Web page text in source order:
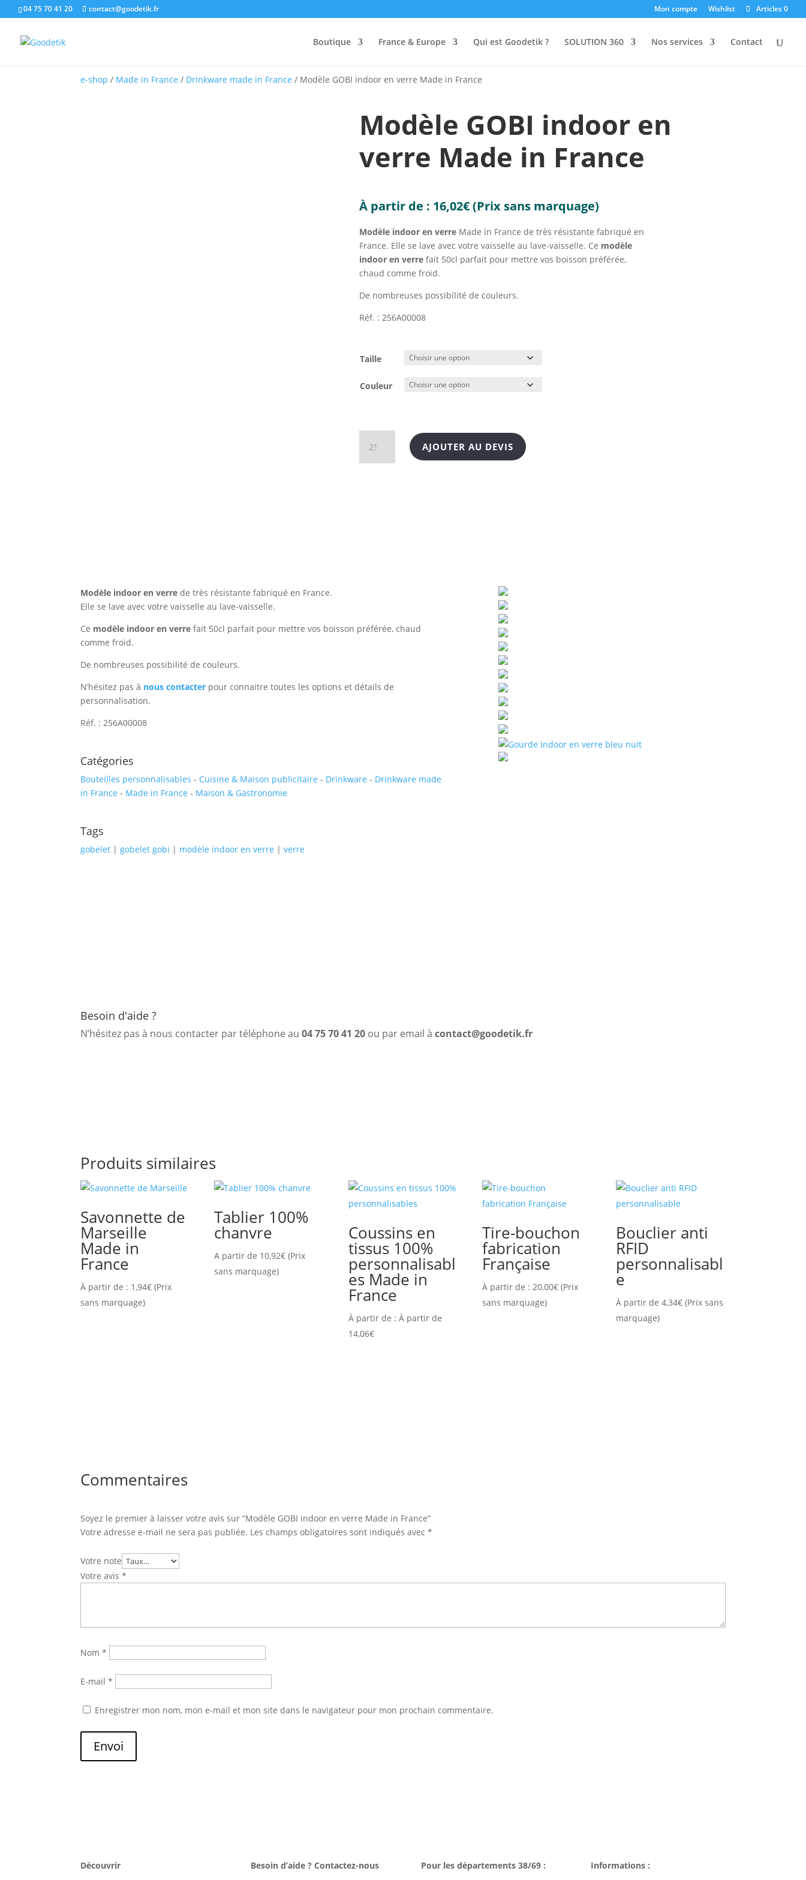
04 75 70 41 20 contact@goodetik.fr Mon compte Wishlist Articles 0
Boutique France & Europe Qui est Goodetik ? SOLUTION 360 Nos services Contact
e-shop / Made in France / Drinkware made in France / Modèle GOBI indoor en verre Made in France
Modèle GOBI indoor en
verre Made in France
À partir de : 16,02€(Prix sans marquage)
Modèle indoor en verreMade in France de très résistante fabriqué en
France. Elle se lave avec votre vaisselle au lave-vaisselle. Ce modèle
indoor en verrefait 50cl parfait pour mettre vos boisson préférée,
chaud comme froid.
De nombreuses possibilité de couleurs.
Réf. : 256A00008
Taille
Couleur
Modèle
AJOUTER AU DEVIS
Modèle indoor en verre de très résistante fabriqué en France.
Elle se lave avec votre vaisselle au lave-vaisselle.
Ce modèle indoor en verre fait 50cl parfait pour mettre vos boisson préférée, chaud
comme froid.
De nombreuses possibilité de couleurs.
N’hésitez pas à nous contacter pour connaitre toutes les options et détails de
personnalisation.
Réf. : 256A00008
Catégories
Bouteilles personnalisables - Cuisine & Maison publicitaire - Drinkware - Drinkware made
in France - Made in France - Maison & Gastronomie
Tags
gobelet |gobelet gobi | modèle indoor en verre |verre
Besoin d'aide ?
N’hésitez pas à nous contacter par téléphone au04 75 70 41 20 ou par email àcontact@goodetik.fr
Produits similaires
Savonnette de
Marseille
Made in
France
À partir de : 1,94€ (Prix
sans marquage)
Tablier 100%
chanvre
A partir de 10,92€ (Prix
sans marquage)
Coussins en
tissus 100%
personnalisabl
es Made in
France
À partir de : À partir de
14,06€
Tire-bouchon
fabrication
Française
À partir de : 20,00€(Prix
sans marquage)
Bouclier anti
RFID
personnalisabl
e
À partir de 4,34€(Prix sans
marquage)
Commentaires
Soyez le premier à laisser votre avis sur “Modèle GOBI indoor en verre Made in France”
Votre adresse e-mail ne sera pas publiée. Les champs obligatoires sont indiqués avec*
Votre note
Votre avis*
Nom*
E-mail*
Enregistrer mon nom, mon e-mail et mon site dans le navigateur pour mon prochain commentaire.
Envoi
Découvrir Besoin d’aide ? Contactez-nous Pour les départements 38/69 : Informations :